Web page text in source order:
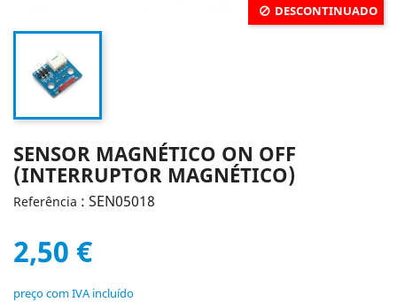
DESCONTINUADO
SENSOR MAGNÉTICO ON OFF
(INTERRUPTOR MAGNÉTICO)
Referência : SEN05018
2,50 €
preço com IVA incluído